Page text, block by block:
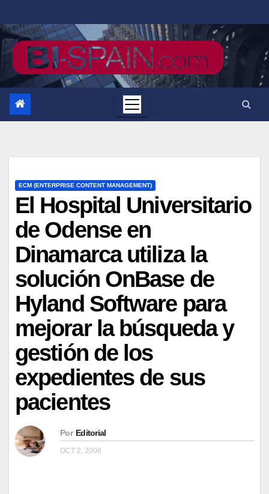
al
contenido
ECM (ENTERPRISE CONTENT MANAGEMENT)
El Hospital Universitario
de Odense en
Dinamarca utiliza la
solución OnBase de
Hyland Software para
mejorar la búsqueda y
gestión de los
expedientes de sus
pacientes
Por Editorial
OCT 2, 2008